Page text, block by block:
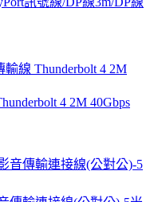
4 2M 40Gbps